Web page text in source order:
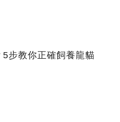
步教你正確飼養龍貓